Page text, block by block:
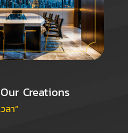
Creations
ลา”